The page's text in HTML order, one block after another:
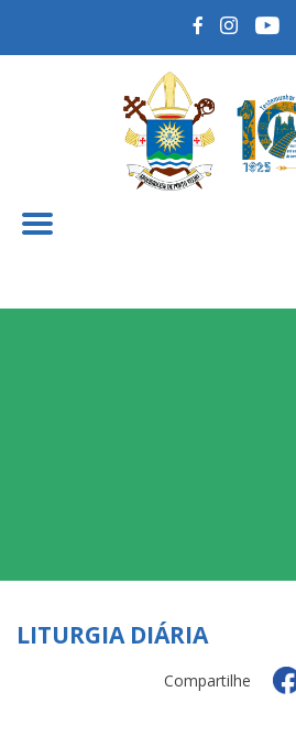
LITURGIA DIÁRIA
Compartilhe